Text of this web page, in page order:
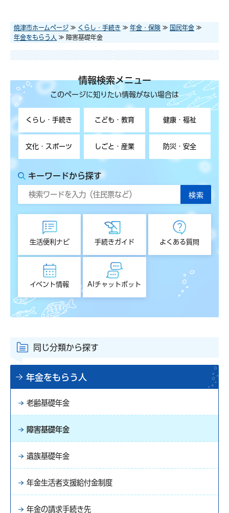
焼津市ホームページ ≫ くらし・手続き ≫ 年金・保険 ≫ 国民年金 ≫
年金をもらう人 ≫ 障害基礎年金
情報検索メニュー
このページに知りたい情報がない場合は
くらし・手続き こども・教育 健康・福祉
文化・スポーツ しごと・産業 防災・安全
キーワードから探す
生活便利ナビ 手続きガイド よくある質問
イベント情報 AIチャットボット
同じ分類から探す
年金をもらう人
老齢基礎年金
障害基礎年金
遺族基礎年金
年金生活者支援給付金制度
年金の請求手続き先